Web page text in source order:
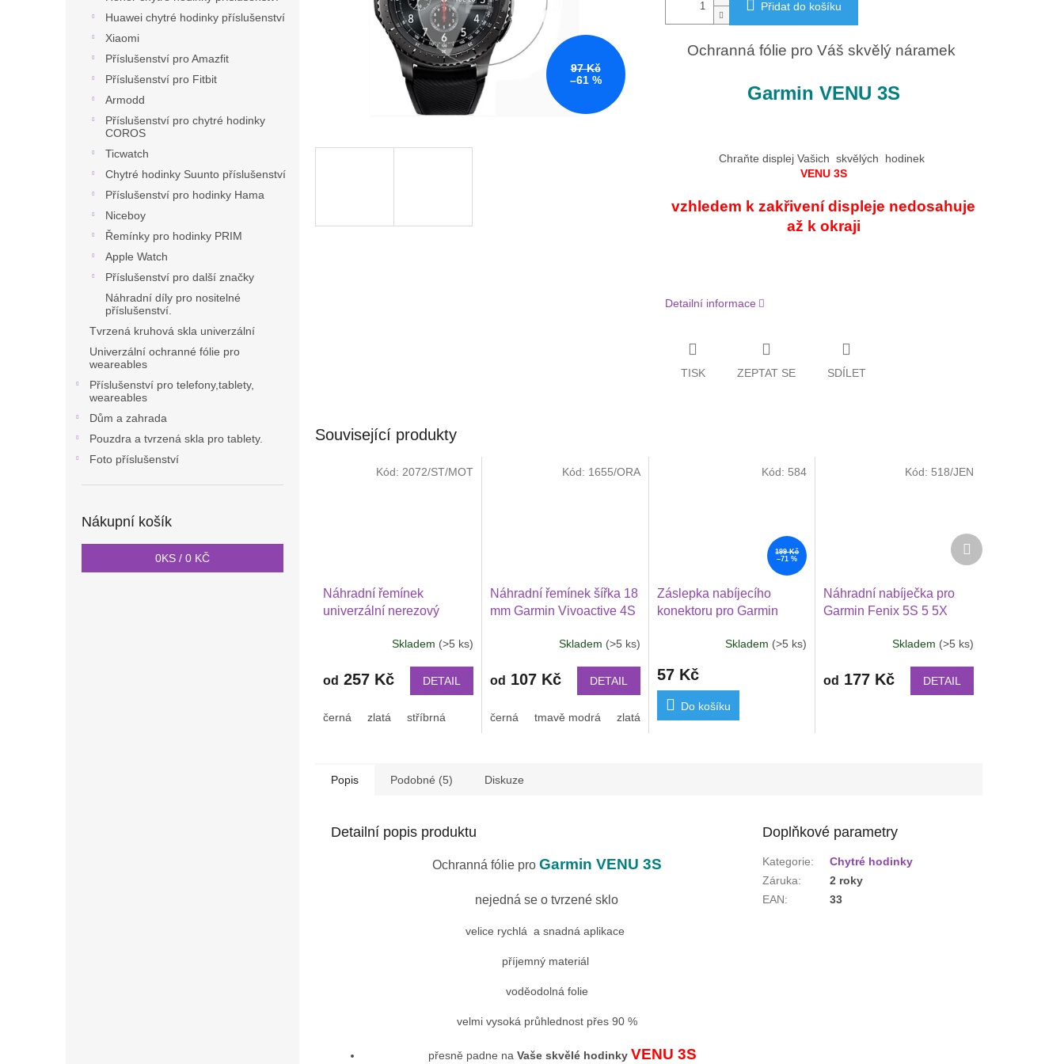
Huawei chytré hodinky příslušenství
Xiaomi
Příslušenství pro Amazfit
Příslušenství pro Fitbit
Armodd
Příslušenství pro chytré hodinky
COROS
Ticwatch
Chytré hodinky Suunto příslušenství
Příslušenství pro hodinky Hama
Niceboy
Řemínky pro hodinky PRIM
Apple Watch
Příslušenství pro další značky
Náhradní díly pro nositelné
příslušenství.
Tvrzená kruhová skla univerzální
Univerzální ochranné fólie pro
weareables
Příslušenství pro telefony,tablety,
weareables
Dům a zahrada
Pouzdra a tvrzená skla pro tablety.
Foto příslušenství
Nákupní košík
0KS / 0 KČ
97 Kč
–61 %
Přidat do košíku
Ochranná fólie pro Váš skvělý náramek
Garmin VENU 3S
Chraňte displej Vašich skvělých hodinek
VENU 3S
vzhledem k zakřivení displeje nedosahuje
až k okraji
Detailní informace
TISK ZEPTAT SE SDÍLET
Související produkty
Náhradní řemínek
univerzální nerezový
Garmin Venu 4 41 mm,
4S,Vivomove 3S 1808
Skladem (>5 ks)
od 257 Kč DETAIL
černá zlatá stříbrná
Kód: 2072/ST/MOT
Náhradní řemínek šířka 18
mm Garmin Vivoactive 4S
jednobarevný přezkou v
Skladem (>5 ks)
od 107 Kč DETAIL
černá tmavě modrá zlatá světle růžová bílá
Kód: 1655/ORA
199 Kč
–71 %
Záslepka nabíjecího
konektoru pro Garmin
Vivoactive 4 i 4S Garmin
Skladem (>5 ks)
57 Kč
Do košíku
Kód: 584
Náhradní nabíječka pro
Garmin Fenix 5S 5 5X
Skladem (>5 ks)
od 177 Kč DETAIL
Kód: 518/JEN
Další
produkt
Popis Podobné (5) Diskuze
Detailní popis produktu
Ochranná fólie pro Garmin VENU 3S
nejedná se o tvrzené sklo
velice rychlá a snadná aplikace
příjemný materiál
voděodolná folie
velmi vysoká průhlednost přes 90 %
přesně padne naVaše skvělé hodinky VENU 3S
Doplňkové parametry
Kategorie:
Chytré hodinky
Záruka:
2 roky
EAN: 33